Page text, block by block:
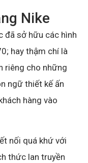
Nike
đã sở hữu các hình
hay thậm chí là
riêng cho những
ngữ thiết kế ấn
hàng vào
nối quá khứ với
thức lan truyền